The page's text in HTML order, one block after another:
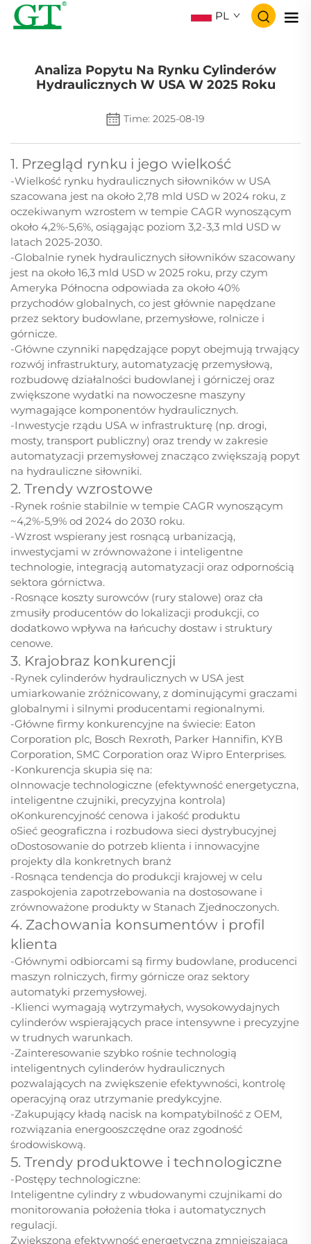
PL
Analiza Popytu Na Rynku Cylinderów
Hydraulicznych W USA W 2025 Roku
Time: 2025-08-19
1. Przegląd rynku i jego wielkość
-Wielkość rynku hydraulicznych siłowników w USA
szacowana jest na około 2,78 mld USD w 2024 roku, z
oczekiwanym wzrostem w tempie CAGR wynoszącym
około 4,2%-5,6%, osiągając poziom 3,2-3,3 mld USD w
latach 2025-2030.
-Globalnie rynek hydraulicznych siłowników szacowany
jest na około 16,3 mld USD w 2025 roku, przy czym
Ameryka Północna odpowiada za około 40%
przychodów globalnych, co jest głównie napędzane
przez sektory budowlane, przemysłowe, rolnicze i
górnicze.
-Główne czynniki napędzające popyt obejmują trwający
rozwój infrastruktury, automatyzację przemysłową,
rozbudowę działalności budowlanej i górniczej oraz
zwiększone wydatki na nowoczesne maszyny
wymagające komponentów hydraulicznych.
-Inwestycje rządu USA w infrastrukturę (np. drogi,
mosty, transport publiczny) oraz trendy w zakresie
automatyzacji przemysłowej znacząco zwiększają popyt
na hydrauliczne siłowniki.
2. Trendy wzrostowe
-Rynek rośnie stabilnie w tempie CAGR wynoszącym
~4,2%-5,9% od 2024 do 2030 roku.
-Wzrost wspierany jest rosnącą urbanizacją,
inwestycjami w zrównoważone i inteligentne
technologie, integracją automatyzacji oraz odpornością
sektora górnictwa.
-Rosnące koszty surowców (rury stalowe) oraz cła
zmusiły producentów do lokalizacji produkcji, co
dodatkowo wpływa na łańcuchy dostaw i struktury
cenowe.
3. Krajobraz konkurencji
-Rynek cylinderów hydraulicznych w USA jest
umiarkowanie zróżnicowany, z dominującymi graczami
globalnymi i silnymi producentami regionalnymi.
-Główne firmy konkurencyjne na świecie: Eaton
Corporation plc, Bosch Rexroth, Parker Hannifin, KYB
Corporation, SMC Corporation oraz Wipro Enterprises.
-Konkurencja skupia się na:
oInnowacje technologiczne (efektywność energetyczna,
inteligentne czujniki, precyzyjna kontrola)
oKonkurencyjność cenowa i jakość produktu
oSieć geograficzna i rozbudowa sieci dystrybucyjnej
oDostosowanie do potrzeb klienta i innowacyjne
projekty dla konkretnych branż
-Rosnąca tendencja do produkcji krajowej w celu
zaspokojenia zapotrzebowania na dostosowane i
zrównoważone produkty w Stanach Zjednoczonych.
4. Zachowania konsumentów i profil
klienta
-Głównymi odbiorcami są firmy budowlane, producenci
maszyn rolniczych, firmy górnicze oraz sektory
automatyki przemysłowej.
-Klienci wymagają wytrzymałych, wysokowydajnych
cylinderów wspierających prace intensywne i precyzyjne
w trudnych warunkach.
-Zainteresowanie szybko rośnie technologią
inteligentnych cylinderów hydraulicznych
pozwalających na zwiększenie efektywności, kontrolę
operacyjną oraz utrzymanie predykcyjne.
-Zakupujący kładą nacisk na kompatybilność z OEM,
rozwiązania energooszczędne oraz zgodność
środowiskową.
5. Trendy produktowe i technologiczne
-Postępy technologiczne:
Inteligentne cylindry z wbudowanymi czujnikami do
monitorowania położenia tłoka i automatycznych
regulacji.
Zwiększona efektywność energetyczna zmniejszająca